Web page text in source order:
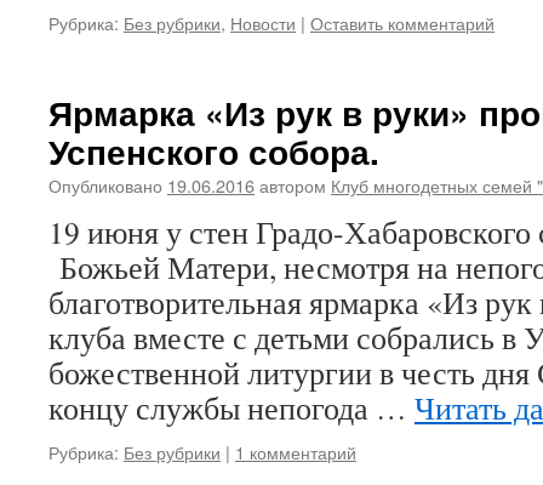
Рубрика: Без рубрики, Новости | Оставить комментарий
Ярмарка «Из рук в руки»
Успенского собора.
Опубликовано 19.06.2016автором Клуб многодетных
19 июня у стен Градо-
Божьей Матери, несмотря на
благотворительная ярмарка «Из
клуба вместе с детьми собрались в
божественной литургии в честь
концу службы непогода … Читать
Рубрика: Без рубрики | 1 комментарий